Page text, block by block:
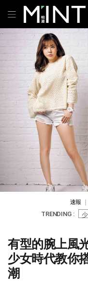
速報
TRENDING :
有型的腕上風
少女時代教你
潮